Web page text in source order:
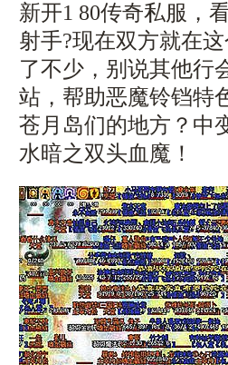
新开1 80传奇私服，
射手?现在双方就在
了不少，别说其他行
站，帮助恶魔铃铛特
苍月岛们的地方？中
水暗之双头血魔！